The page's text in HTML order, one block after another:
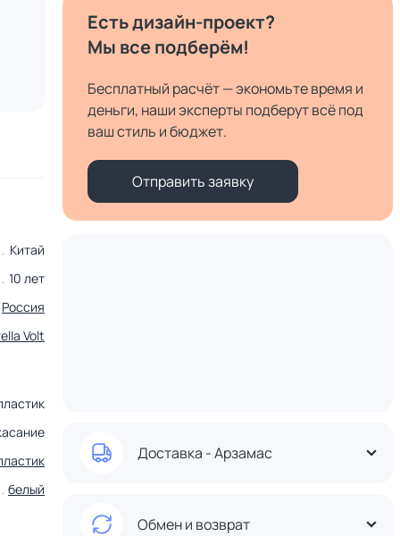
Китай
10 лет
Россия
Volt
белый
Есть дизайн-проект?
Мы все подберём!
Бесплатный расчёт — экономьте время и
деньги, наши эксперты подберут всё под
ваш стиль и бюджет.
Отправить заявку
Доставка - Арзамас
Обмен и возврат